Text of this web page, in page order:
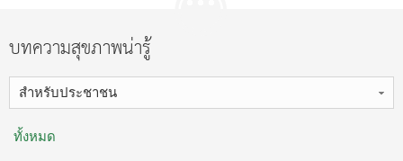
บทความสุขภาพน่ารู้
สำหรับประชาชน
ทั้งหมด